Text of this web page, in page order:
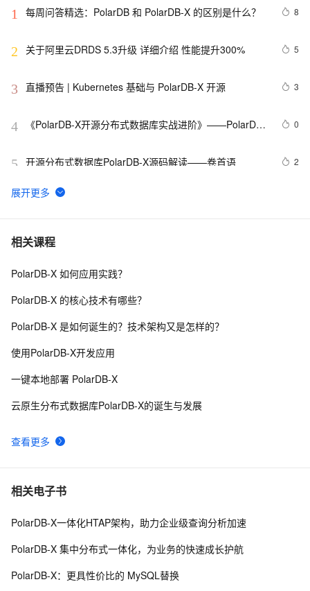
1 每周问答精选：PolarDB 和 PolarDB-X 的区别是什么？ 8
2 关于阿里云DRDS 5.3升级 详细介绍 性能提升300% 5
3 直播预告 | Kubernetes 基础与 PolarDB-X 开源 3
4
《PolarDB-X开源分布式数据库实战进阶》——PolarDB-
0
5 开源分布式数据库PolarDB-X源码解读——卷首语 2
6 PolarDB-X：云原生分布式数据库演进方向
7 PolarDB-X 存储引擎核心技术 | Lizard 多级闪回
8 使用PXD工具一键安装PolarDB-X的体验
支持分布式JOIN？
10PolarDB-X 1.0-用户指南-私有RDS管理-申请或释放外网
相关课程
查看更多
PolarDB-X 如何应用实践？
PolarDB-X 的核心技术有哪些？
PolarDB-X 是如何诞生的？技术架构又是怎样的？
使用PolarDB-X开发应用
一键本地部署 PolarDB-X
云原生分布式数据库PolarDB-X的诞生与发展
相关电子书
PolarDB-X一体化HTAP架构，助力企业级查询分析加速
PolarDB-X 集中分布式一体化，为业务的快速成长护航
PolarDB-X：更具性价比的 MySQL替换